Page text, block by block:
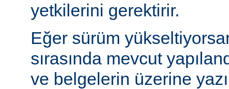
yetkilerini gerektirir.
Eğer sürüm
sırasında mevcut
ve belgelerin üzerine